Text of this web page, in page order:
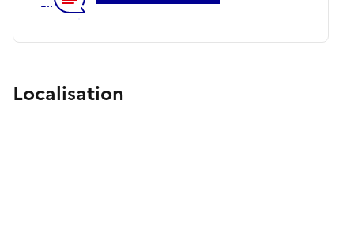
Localisation